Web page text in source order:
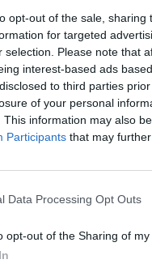
opt-out of the sale,
for targeted
selection. Please note that
interest-based ads
to third parties
of your personal
This information may also
Participants that may
Data Processing Opt Outs
opt-out of the Sharing of my
francia, Andrzej
háromszög”
szerint Emmanuel
szerint több hétig,
fegyverek és